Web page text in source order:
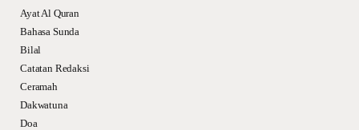
Ayat Al Quran
Bahasa Sunda
Bilal
Catatan Redaksi
Ceramah
Dakwatuna
Doa